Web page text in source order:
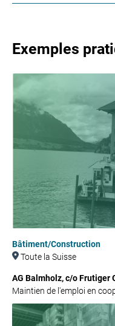
Exemples
Bâtiment/Construction
Toute la Suisse
AG Balmholz, c/o Frutiger
Maintien de l'emploi en